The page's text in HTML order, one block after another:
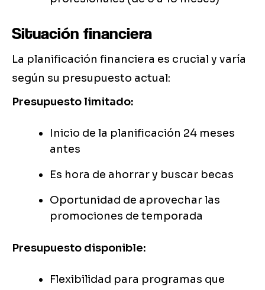
Situación financiera
La planificación financiera es crucial y varía
según su presupuesto actual:
Presupuesto limitado:
Inicio de la planificación 24 meses
antes
Es hora de ahorrar y buscar becas
Oportunidad de aprovechar las
promociones de temporada
Presupuesto disponible:
Flexibilidad para programas que